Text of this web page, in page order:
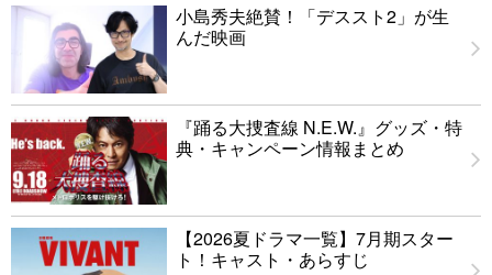
小島秀夫絶賛！「デススト2」が生
んだ映画
『踊る大捜査線 N.E.W.』グッズ・特
典・キャンペーン情報まとめ
【2026夏ドラマ一覧】7月期スター
ト！キャスト・あらすじ